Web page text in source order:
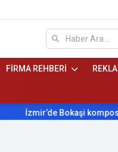
FİRMA REHBERİ
İzmir’de Bokaşi kompostu